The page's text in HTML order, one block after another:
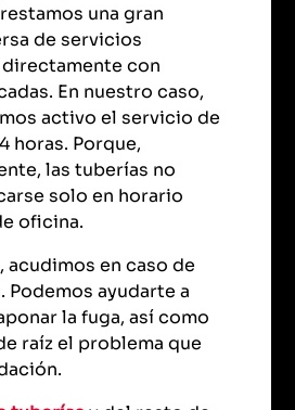
una gran
de servicios
con
En nuestro caso,
activo el servicio de
horas. Porque,
las tuberías no
solo en horario
oficina.
acudimos en caso de
Podemos ayudarte a
la fuga, así como
raíz el problema que